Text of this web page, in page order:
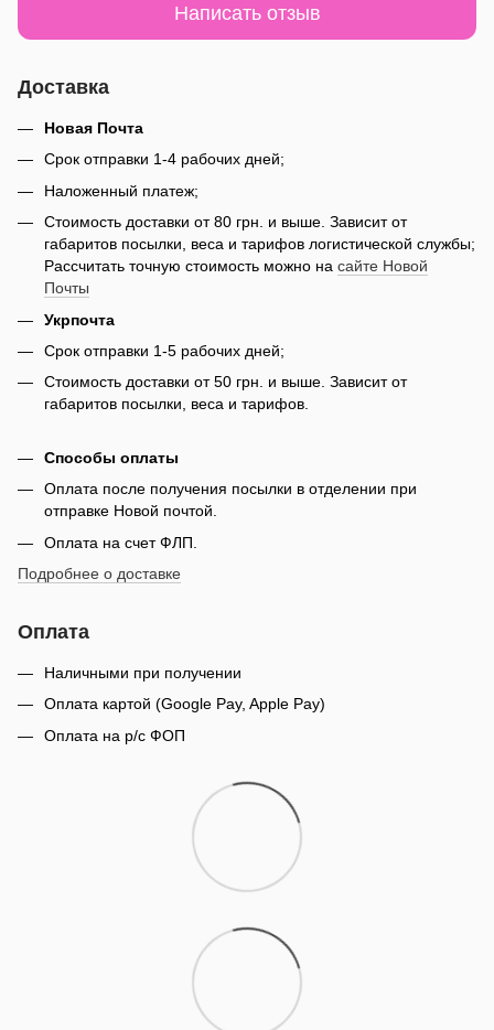
Написать отзыв
Доставка
Новая Почта
Срок отправки 1-4 рабочих дней;
Наложенный платеж;
Стоимость доставки от 80 грн. и выше. Зависит от
габаритов посылки, веса и тарифов логистической службы;
Рассчитать точную стоимость можно на сайте Новой
Почты
Укрпочта
Срок отправки 1-5 рабочих дней;
Стоимость доставки от 50 грн. и выше. Зависит от
габаритов посылки, веса и тарифов.
Способы оплаты
Оплата после получения посылки в отделении при
отправке Новой почтой.
Оплата на счет ФЛП.
Подробнее о доставке
Оплата
Наличными при получении
Оплата картой (Google Pay, Apple Pay)
Оплата на р/с ФОП